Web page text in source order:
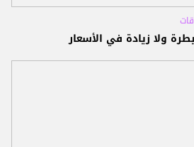
ولا زيادة في الأسعار